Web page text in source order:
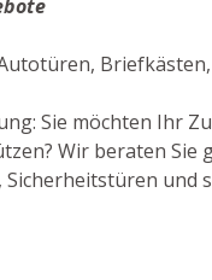
Sie möchten Ihr
Wir beraten Sie
Sicherheitstüren und